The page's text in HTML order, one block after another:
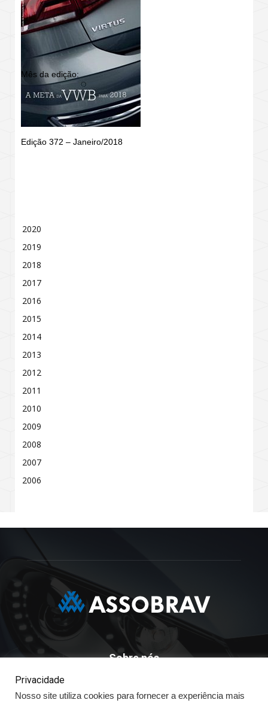
Edição 372 – Janeiro/2018
Mês da edição:
2020
2019
2018
2017
2016
2015
2014
2013
2012
2011
2010
2009
2008
2007
2006
Sobre nós
ASSOBRAV - Associação Brasileira Dos Distribuidores
Volkswagen
Privacidade
Nosso site utiliza cookies para fornecer a experiência mais